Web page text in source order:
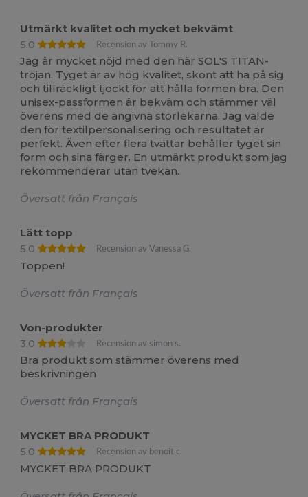
Utmärkt kvalitet och mycket bekvämt
5.0
Recension av Tommy R.
Jag är mycket nöjd med den här SOL'S TITAN-
tröjan. Tyget är av hög kvalitet, skönt att ha på sig
och tillräckligt tjockt för att hålla formen bra. Den
unisex-passformen är bekväm och stämmer väl
överens med de angivna storlekarna. Jag valde
den för textilpersonalisering och resultatet är
perfekt. Även efter flera tvättar behåller tyget sin
form och sina färger. En utmärkt produkt som jag
rekommenderar utan tvekan.
Översatt från Français
Lätt topp
5.0
Recension av Vanessa G.
Toppen!
Översatt från Français
Von-produkter
3.0
Recension av simon s.
Bra produkt som stämmer överens med
beskrivningen
Översatt från Français
MYCKET BRA PRODUKT
5.0
Recension av benoit c.
MYCKET BRA PRODUKT